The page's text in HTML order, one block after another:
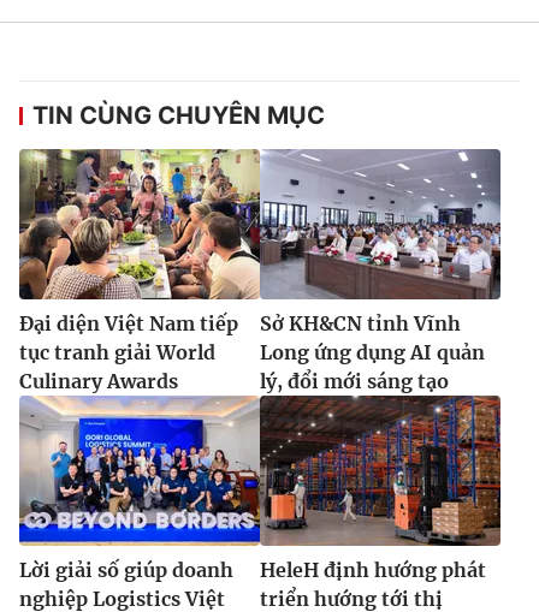
TIN CÙNG CHUYÊN MỤC
Đại diện Việt Nam tiếp
tục tranh giải World
Culinary Awards
Sở KH&CN tỉnh Vĩnh
Long ứng dụng AI quản
lý, đổi mới sáng tạo
Lời giải số giúp doanh
nghiệp Logistics Việt
HeleH định hướng phát
triển hướng tới thị